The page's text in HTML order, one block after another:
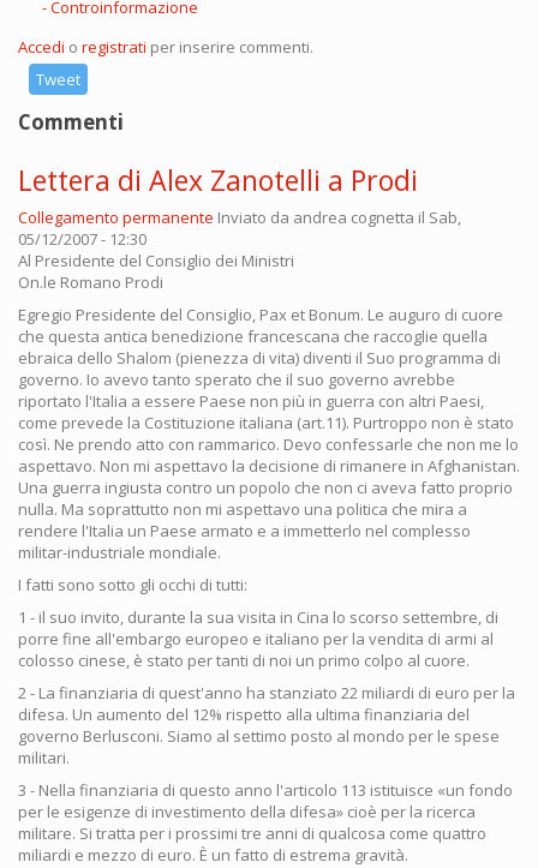
Controinformazione
Accedi o registrati per inserire commenti.
Tweet
Commenti
Lettera di Alex Zanotelli a Prodi
Collegamento permanente Inviato da andrea cognetta il Sab,
05/12/2007 - 12:30
Al Presidente del Consiglio dei Ministri
On.le Romano Prodi
Egregio Presidente del Consiglio, Pax et Bonum. Le auguro di cuore
che questa antica benedizione francescana che raccoglie quella
ebraica dello Shalom (pienezza di vita) diventi il Suo programma di
governo. Io avevo tanto sperato che il suo governo avrebbe
riportato l'Italia a essere Paese non più in guerra con altri Paesi,
come prevede la Costituzione italiana (art.11). Purtroppo non è stato
così. Ne prendo atto con rammarico. Devo confessarle che non me lo
aspettavo. Non mi aspettavo la decisione di rimanere in Afghanistan.
Una guerra ingiusta contro un popolo che non ci aveva fatto proprio
nulla. Ma soprattutto non mi aspettavo una politica che mira a
rendere l'Italia un Paese armato e a immetterlo nel complesso
militar-industriale mondiale.
I fatti sono sotto gli occhi di tutti:
1 - il suo invito, durante la sua visita in Cina lo scorso settembre, di
porre fine all'embargo europeo e italiano per la vendita di armi al
colosso cinese, è stato per tanti di noi un primo colpo al cuore.
2 - La finanziaria di quest'anno ha stanziato 22 miliardi di euro per la
difesa. Un aumento del 12% rispetto alla ultima finanziaria del
governo Berlusconi. Siamo al settimo posto al mondo per le spese
militari.
3 - Nella finanziaria di questo anno l'articolo 113 istituisce «un fondo
per le esigenze di investimento della difesa» cioè per la ricerca
militare. Si tratta per i prossimi tre anni di qualcosa come quattro
miliardi e mezzo di euro. È un fatto di estrema gravità.